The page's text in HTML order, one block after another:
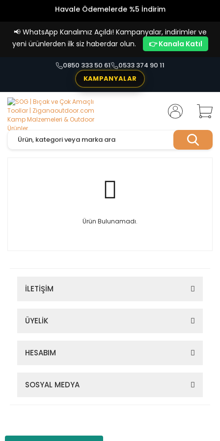
Havale Ödemelerde %5 İndirim
📢 WhatsApp Kanalımız Açıldı! Kampanyalar, indirimler ve
yeni ürünlerden ilk siz haberdar olun.
👉 Kanala Katıl
0850 333 50 61
0533 374 90 11
KAMPANYALAR
Ürün Bulunamadı.
İLETİŞİM
ÜYELİK
HESABIM
SOSYAL MEDYA